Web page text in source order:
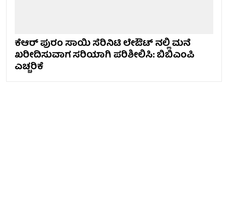
ಕೆಆರ್ ಪುರಂ ಸಾಯಿ ಸೆರಿನಿಟಿ ಲೇಔಟ್ ನಲ್ಲಿ ಮನೆ
ಖರೀದಿಸುವಾಗ ಸರಿಯಾಗಿ ಪರಿಶೀಲಿಸಿ: ಬಿಬಿಎಂಪಿ
ಎಚ್ಚರಿಕೆ